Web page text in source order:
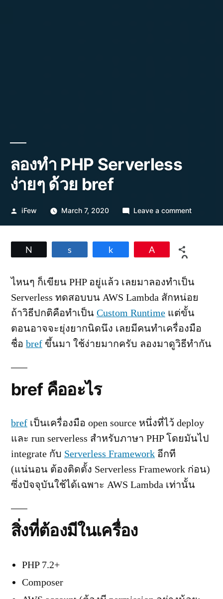
ลองทำ PHP Serverless
ง่ายๆ ด้วย bref
Posted
iFew March 7, 2020 Leave a commenton
bref
0
ไหนๆ ก็เขียน PHP อยู่แล้ว เลยมาลองทำเป็น
Serverless ทดสอบบน AWS Lambda สักหน่อย
ถ้าวิธีปกติคือทำเป็น Custom Runtime แต่ขั้น
ตอนอาจจะยุ่งยากนิดนึง เลยมีคนทำเครื่องมือ
ชื่อ bref ขึ้นมา ใช้ง่ายมากครับ ลองมาดูวิธีทำกัน
bref คืออะไร
bref เป็นเครื่องมือ open source หนึ่งที่ไว้ deploy
และ run serverless สำหรับภาษา PHP โดยมันไป
integrate กับ Serverless Framework อีกที
(แน่นอน ต้องติดตั้ง Serverless Framework ก่อน)
ซึ่งปัจจุบันใช้ได้เฉพาะ AWS Lambda เท่านั้น
สิ่งที่ต้องมีในเครื่อง
PHP 7.2+
Composer